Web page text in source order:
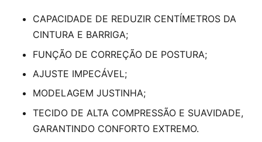
CAPACIDADE DE REDUZIR CENTÍMETROS DA
CINTURA E BARRIGA;
FUNÇÃO DE CORREÇÃO DE POSTURA;
AJUSTE IMPECÁVEL;
MODELAGEM JUSTINHA;
TECIDO DE ALTA COMPRESSÃO E SUAVIDADE,
GARANTINDO CONFORTO EXTREMO.